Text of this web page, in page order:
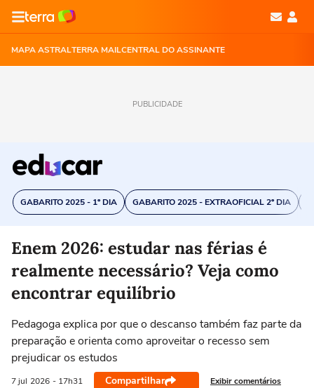
MAPA ASTRALTERRA MAILCENTRAL DO ASSINANTE
PUBLICIDADE
GABARITO 2025 - 1º DIA GABARITO 2025 - EXTRAOFICIAL 2º DIA
Enem 2026: estudar nas férias é
realmente necessário? Veja como
encontrar equilíbrio
Pedagoga explica por que o descanso também faz parte da
preparação e orienta como aproveitar o recesso sem
prejudicar os estudos
7 jul 2026 - 17h31 Compartilhar Exibir comentários